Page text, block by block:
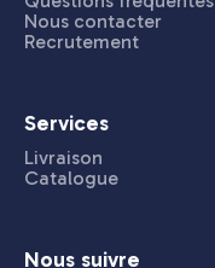
Nous contacter
Recrutement
Services
Livraison
Catalogue
Nous suivre